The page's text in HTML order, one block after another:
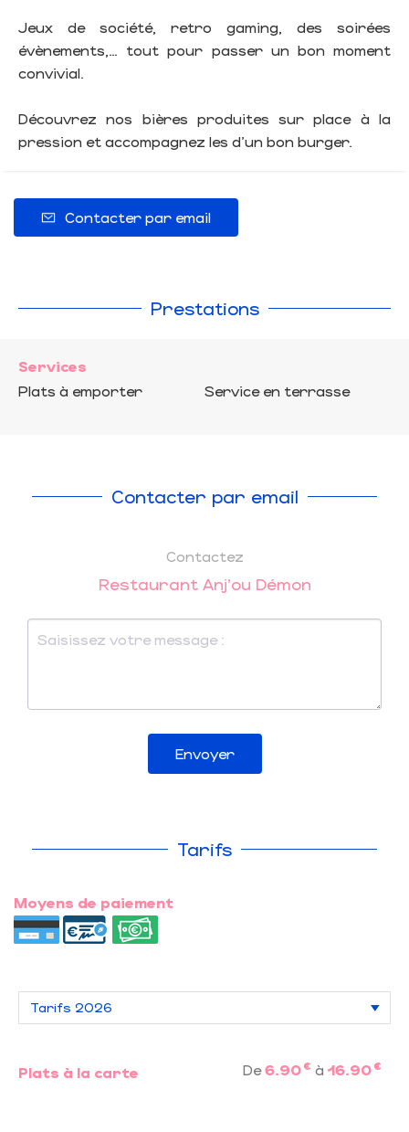
Jeux de société, retro gaming, des soirées
évènements,… tout pour passer un bon moment
convivial.
Découvrez nos bières produites sur place à la
pression et accompagnez les d’un bon burger.
Contacter par email
Prestations
Services
Plats à emporter
Service en terrasse
Contacter par email
Contactez
Restaurant Anj'ou Démon
Envoyer
Tarifs
Moyens de paiement
Plats à la carte De6.90 € à16.90 €